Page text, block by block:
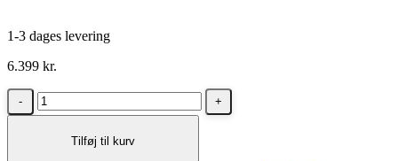
1-3 dages levering
6.399 kr.
Grohe
Grohtherm
TermostatTilføj til kurv